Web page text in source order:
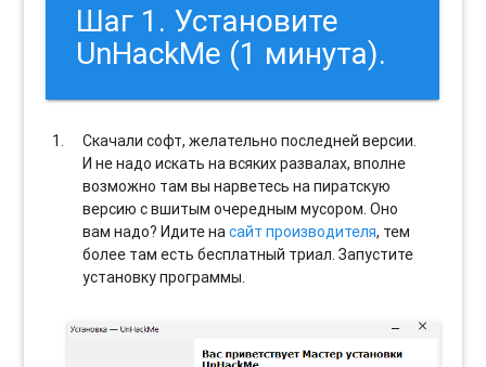
Шаг 1. Установите
UnHackMe (1 минута).
Скачали софт, желательно последней версии.
И не надо искать на всяких развалах, вполне
возможно там вы нарветесь на пиратскую
версию с вшитым очередным мусором. Оно
вам надо? Идите насайт производителя, тем
более там есть бесплатный триал. Запустите
установку программы.